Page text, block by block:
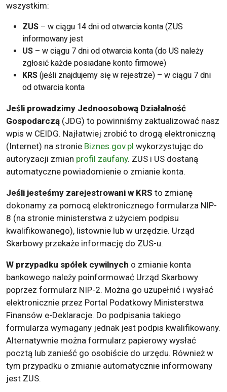
wszystkim:
ZUS – w ciągu 14 dni od otwarcia konta (ZUS
informowany jest
US – w ciągu 7 dni od otwarcia konta (do US należy
zgłosić każde posiadane konto firmowe)
KRS (jeśli znajdujemy się w rejestrze) – w ciągu 7 dni
od otwarcia konta
Jeśli prowadzimy Jednoosobową Działalność
Gospodarczą (JDG) to powinniśmy zaktualizować nasz
wpis w CEIDG. Najłatwiej zrobić to drogą elektroniczną
(Internet) na stronie Biznes.gov.pl wykorzystując do
autoryzacji zmian profil zaufany. ZUS i US dostaną
automatyczne powiadomienie o zmianie konta.
Jeśli jesteśmy zarejestrowani w KRS to zmianę
dokonamy za pomocą elektronicznego formularza NIP-
8 (na stronie ministerstwa z użyciem podpisu
kwalifikowanego), listownie lub w urzędzie. Urząd
Skarbowy przekaże informację do ZUS-u.
W przypadku spółek cywilnych o zmianie konta
bankowego należy poinformować Urząd Skarbowy
poprzez formularz NIP-2. Można go uzupełnić i wysłać
elektronicznie przez Portal Podatkowy Ministerstwa
Finansów e-Deklaracje. Do podpisania takiego
formularza wymagany jednak jest podpis kwalifikowany.
Alternatywnie można formularz papierowy wysłać
pocztą lub zanieść go osobiście do urzędu. Również w
tym przypadku o zmianie automatycznie informowany
jest ZUS.